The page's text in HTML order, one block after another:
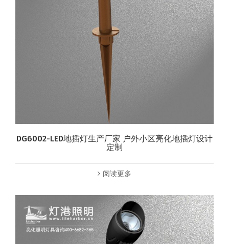
DG6002-LED地插灯生产厂家 户外小区亮化地插灯设计
定制
阅读更多